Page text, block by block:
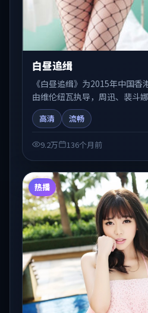
白昼追缉
《白昼追缉》为2015年中国香
由维伦纽瓦执导，周迅、裴斗
物弧光与节奏推进中展开，兼
适合关注国产在线观看、热播
高清 流畅
9.2万 136个月前
热播